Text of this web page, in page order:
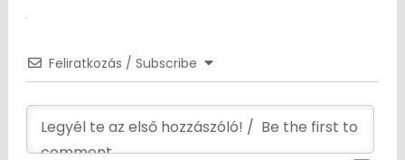
Feliratkozás / Subscribe